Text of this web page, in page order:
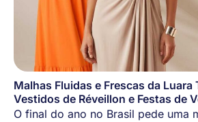
Malhas Fluidas e Frescas da Luara
Vestidos de Réveillon e Festas de
O final do ano no Brasil pede uma